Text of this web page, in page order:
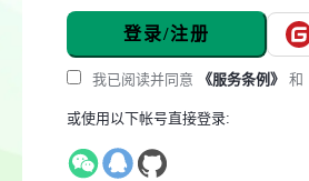
登录/注册
我已阅读并同意 《服务条例》 和
或使用以下帐号直接登录: